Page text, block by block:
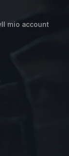
Il mio account